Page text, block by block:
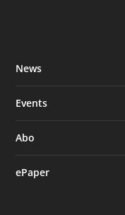
News
Events
Abo
ePaper